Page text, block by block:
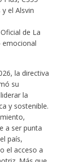
el Alsvin
de La
emocional
la directiva
su
la
y sostenible.
a ser punta
país,
el acceso a